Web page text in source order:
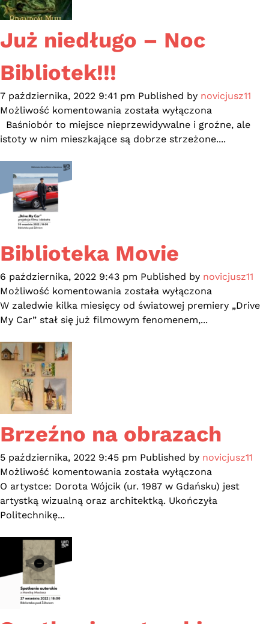
Już niedługo – Noc
Bibliotek!!!
7 października, 2022 9:41 pm Published by novicjusz11
Możliwość komentowania Już
niedługo
–
została wyłączona
Baśniobór to miejsce nieprzewidywalne i groźne, ale
istoty w nim mieszkające są dobrze strzeżone....
Biblioteka Movie
6 października, 2022 9:43 pm Published by novicjusz11
Możliwość komentowania Biblioteka
Movie
została wyłączona
W zaledwie kilka miesięcy od światowej premiery „Drive
My Car” stał się już filmowym fenomenem,...
Brzeźno na obrazach
5 października, 2022 9:45 pm Published by novicjusz11
Możliwość komentowania Brzeźno
na
obrazach
została wyłączona
O artystce: Dorota Wójcik (ur. 1987 w Gdańsku) jest
artystką wizualną oraz architektką. Ukończyła
Politechnikę...